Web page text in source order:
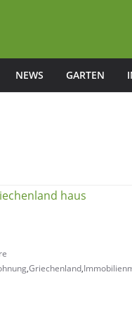
NEWS GARTEN
,Griechenland,